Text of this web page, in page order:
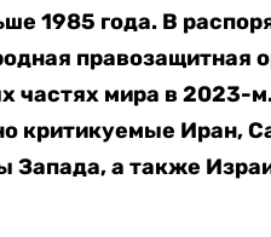
1985 года. В
правозащитная
частях мира в 2023-
критикуемые Иран,
Запада, а также